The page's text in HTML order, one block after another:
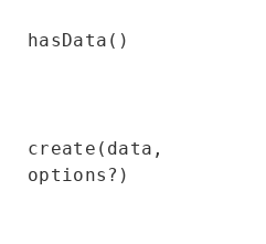
hasData()
create(data,
options?)